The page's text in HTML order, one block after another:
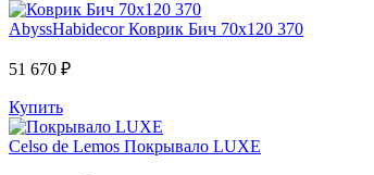
AbyssHabidecor Коврик Бич 70х120 370
51 670 ₽
Купить
Celso de Lemos Покрывало LUXE